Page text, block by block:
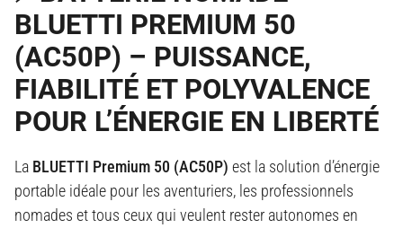
BLUETTI PREMIUM 50
(AC50P) – PUISSANCE,
FIABILITÉ ET POLYVALENCE
POUR L’ÉNERGIE EN LIBERTÉ
La BLUETTI Premium 50 (AC50P) est la solution d’énergie
portable idéale pour les aventuriers, les professionnels
nomades et tous ceux qui veulent rester autonomes en